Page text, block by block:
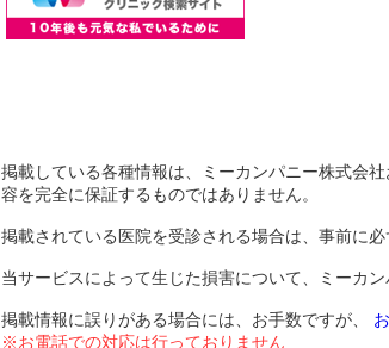
掲載している各種情報は、ミーカンパニー株式会
容を完全に保証するものではありません。
掲載されている医院を受診される場合は、事前に
当サービスによって生じた損害について、ミーカ
掲載情報に誤りがある場合には、お手数ですが、
※お電話での対応は行っておりません